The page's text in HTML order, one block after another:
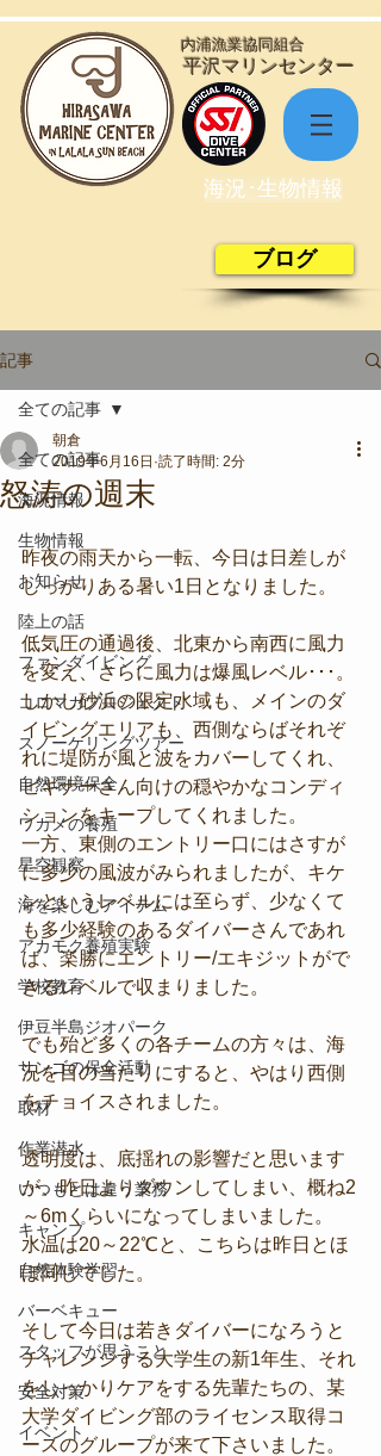
​平沢マリンセンター
​内浦漁業協同組合
海況･生物情報
ブログ
記事
全ての記事
海況情報
生物情報
お知らせ
陸上の話
ファンダイビング
コロマガプロジェクト
スノーケリングツアー
自然環境保全
ワカメの養殖
星空観察
海を楽しむアイテム
アカモク養殖実験
学校教育
伊豆半島ジオパーク
サンゴの保全活動
取材
作業潜水
いつもとは違う業務
キャンプ
自然体験学習
バーベキュー
スタッフが思うこと
安全対策
イベント
全ての記事
怒涛の週末
朝倉
2019年6月16日 読了時間: 2分
昨夜の雨天から一転、今日は日差しが
しっかりある暑い1日となりました。
低気圧の通過後、北東から南西に風力
を変え、さらに風力は爆風レベル･･･。
しかし砂浜の限定水域も、メインのダ
イビングエリアも、西側ならばそれぞ
れに堤防が風と波をカバーしてくれ、
ビギナーさん向けの穏やかなコンディ
ションをキープしてくれました。
一方、東側のエントリー口にはさすが
に多少の風波がみられましたが、キケ
ンというレベルには至らず、少なくて
も多少経験のあるダイバーさんであれ
ば、楽勝にエントリー/エキジットがで
きるレベルで収まりました。
でも殆ど多くの各チームの方々は、海
況を目の当たりにすると、やはり西側
をチョイスされました。
透明度は、底揺れの影響だと思います
が、昨日よりダウンしてしまい、概ね2
～6mくらいになってしまいました。
水温は20～22℃と、こちらは昨日とほ
ぼ同じでした。
そして今日は若きダイバーになろうと
チャレンジする大学生の新1年生、それ
をしっかりケアをする先輩たちの、某
大学ダイビング部のライセンス取得コ
ースのグループが来て下さいました。